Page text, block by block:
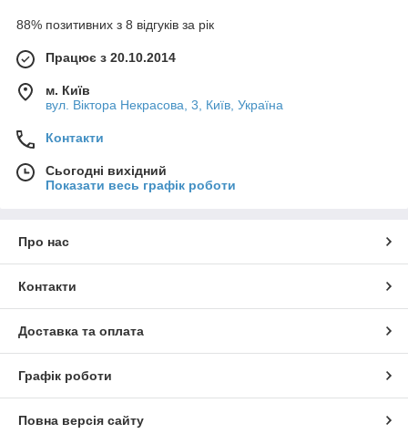
88% позитивних з 8 відгуків за рік
Працює з 20.10.2014
м. Київ
вул. Вiктора Некрасова, 3, Київ, Україна
Контакти
Сьогодні вихідний
Показати весь графік роботи
Про нас
Контакти
Доставка та оплата
Графік роботи
Повна версія сайту